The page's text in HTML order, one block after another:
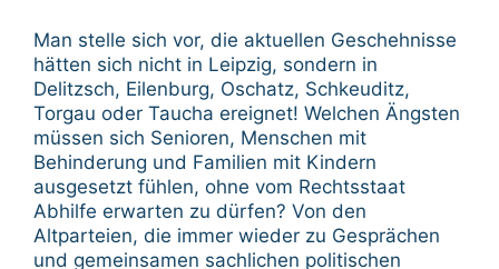
Man stelle sich vor, die aktuellen Geschehnisse
hätten sich nicht in Leipzig, sondern in
Delitzsch, Eilenburg, Oschatz, Schkeuditz,
Torgau oder Taucha ereignet! Welchen Ängsten
müssen sich Senioren, Menschen mit
Behinderung und Familien mit Kindern
ausgesetzt fühlen, ohne vom Rechtsstaat
Abhilfe erwarten zu dürfen? Von den
Altparteien, die immer wieder zu Gesprächen
und gemeinsamen sachlichen politischen